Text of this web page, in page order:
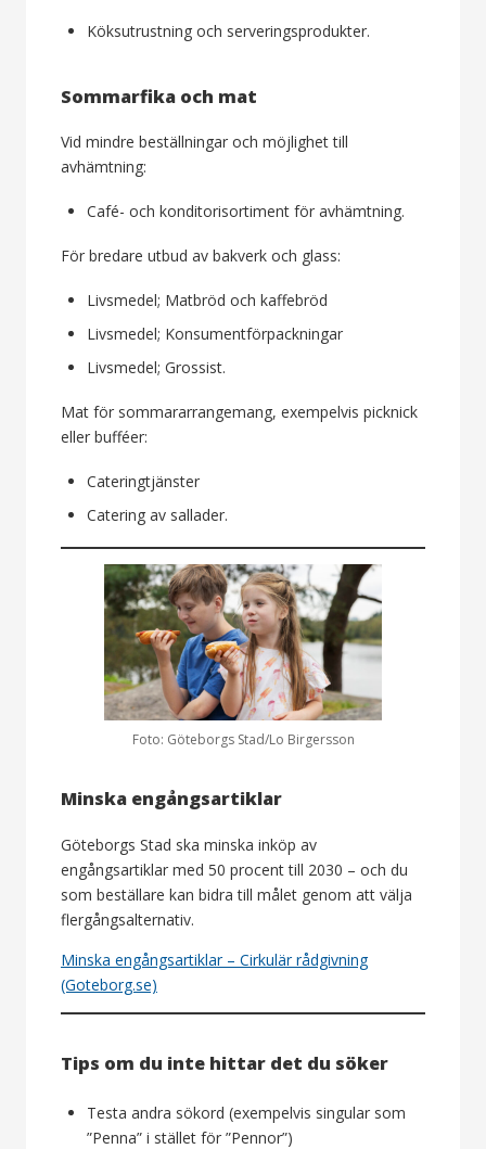
Köksutrustning och serveringsprodukter.
Sommarfika och mat
Vid mindre beställningar och möjlighet till
avhämtning:
Café- och konditorisortiment för avhämtning.
För bredare utbud av bakverk och glass:
Livsmedel; Matbröd och kaffebröd
Livsmedel; Konsumentförpackningar
Livsmedel; Grossist.
Mat för sommararrangemang, exempelvis picknick
eller bufféer:
Cateringtjänster
Catering av sallader.
Foto: Göteborgs Stad/Lo Birgersson
Minska engångsartiklar
Göteborgs Stad ska minska inköp av
engångsartiklar med 50 procent till 2030 – och du
som beställare kan bidra till målet genom att välja
flergångsalternativ.
Minska engångsartiklar – Cirkulär rådgivning
(Goteborg.se)
Tips om du inte hittar det du söker
Testa andra sökord (exempelvis singular som
”Penna” i stället för ”Pennor”)